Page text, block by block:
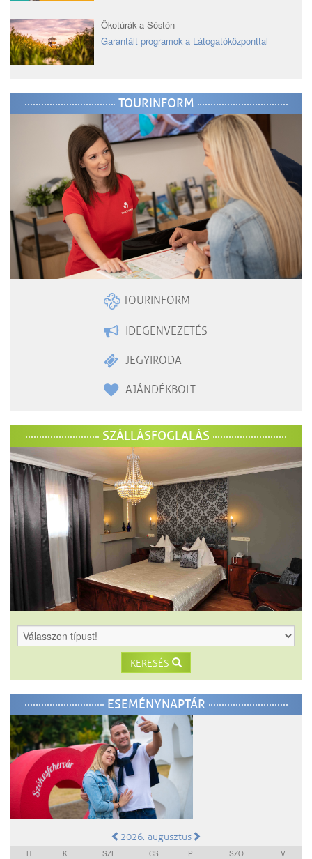
Ökotúrák a Sóstón
Garantált programok a Látogatóközponttal
TOURINFORM
TOURINFORM
IDEGENVEZETÉS
JEGYIRODA
AJÁNDÉKBOLT
SZÁLLÁSFOGLALÁS
KERESÉS
ESEMÉNYNAPTÁR
2026. augusztus
H K SZE CS P SZO V